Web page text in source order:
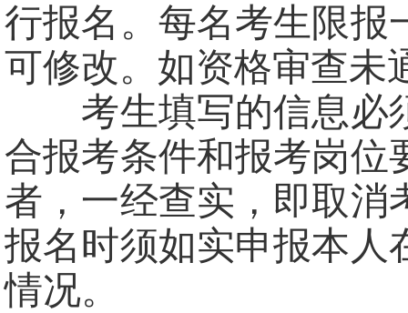
行报名。每名考生限报
可修改。如资格审查未
考生填写的信息必
合报考条件和报考岗位
者，一经查实，即取消
报名时须如实申报本人
情况。